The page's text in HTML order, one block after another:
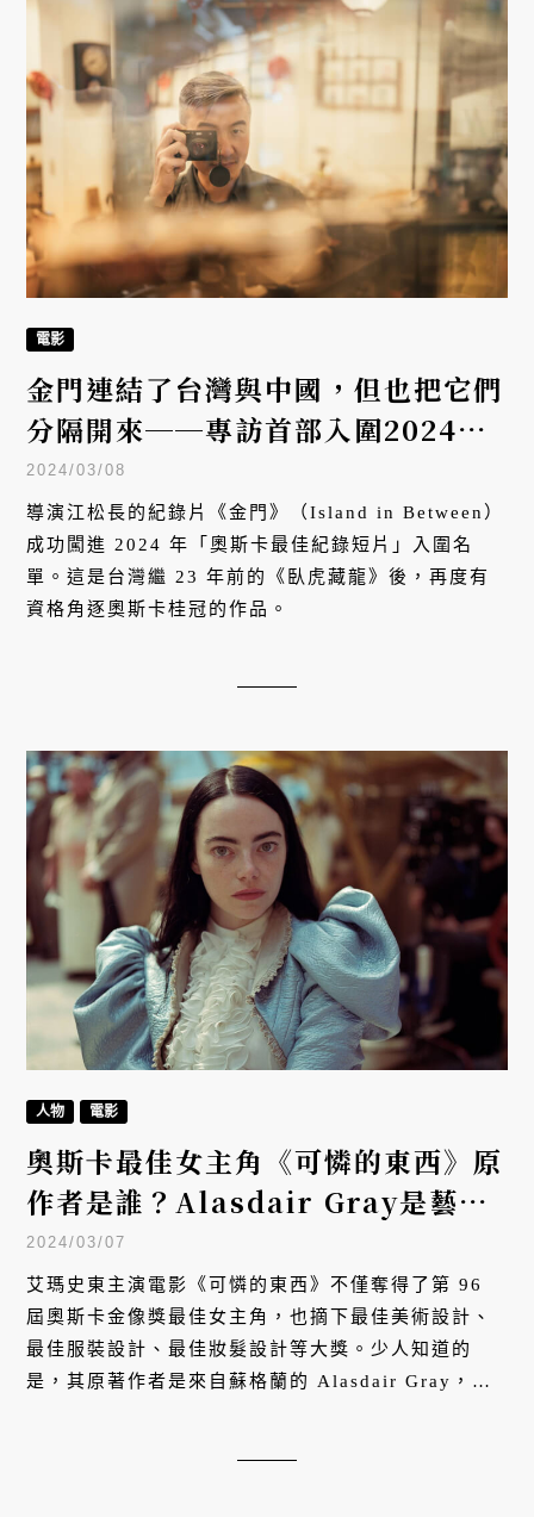
電影
金門連結了台灣與中國，但也把它們
分隔開來──專訪首部入圍2024奧
斯卡紀錄短片《金門》導演江松長
2024/03/08
導演江松長的紀錄片《金門》（Island in Between）
成功闖進 2024 年「奧斯卡最佳紀錄短片」入圍名
單。這是台灣繼 23 年前的《臥虎藏龍》後，再度有
資格角逐奧斯卡桂冠的作品。
人物 電影
奧斯卡最佳女主角《可憐的東西》原
作者是誰？Alasdair Gray是藝術
家，更是支持蘇格蘭獨立的左翼夢想
家
2024/03/07
艾瑪史東主演電影《可憐的東西》不僅奪得了第 96
屆奧斯卡金像獎最佳女主角，也摘下最佳美術設計、
最佳服裝設計、最佳妝髮設計等大獎。少人知道的
是，其原著作者是來自蘇格蘭的 Alasdair Gray，他